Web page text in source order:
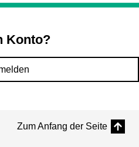
Konto?
Zum Anfang der Seite